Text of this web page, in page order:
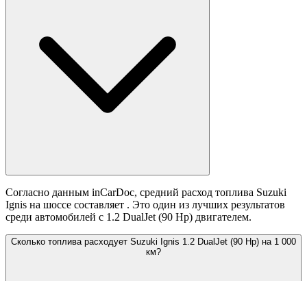
Согласно данным inCarDoc, средний расход топлива Suzuki
Ignis на шоссе составляет . Это один из лучших результатов
среди автомобилей с 1.2 DualJet (90 Hp) двигателем.
Сколько топлива расходует Suzuki Ignis 1.2 DualJet (90 Hp) на 1 000
км?